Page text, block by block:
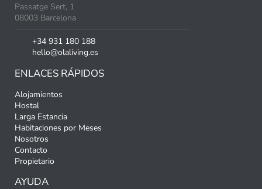
Passatge Sert, 1
08003 Barcelona
+34 931 180 188
hello@olaliving.es
ENLACES RÁPIDOS
Alojamientos
Hostal
Larga Estancia
Habitaciones por Meses
Nosotros
Contacto
Propietario
AYUDA